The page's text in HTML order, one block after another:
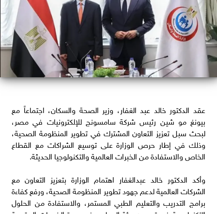
عقد الدكتور خالد عبد الغفار، وزير الصحة والسكان، اجتماعاً مع
بيونغ مو شين رئيس شركة سامسونج للإلكترونيات في مصر،
لبحث سبل تعزيز التعاون المشترك في تطوير المنظومة الصحية،
وذلك في إطار حرص الوزارة على توسيع الشراكات مع القطاع
الخاص والاستفادة من الخبرات العالمية والتكنولوجيا الحديثة.
وأكد الدكتور خالد عبدالغفار اهتمام الوزارة بتعزيز التعاون مع
الشركات العالمية لدعم جهود تطوير المنظومة الصحية، ورفع كفاءة
برامج التدريب والتعليم الطبي المستمر، والاستفادة من الحلول